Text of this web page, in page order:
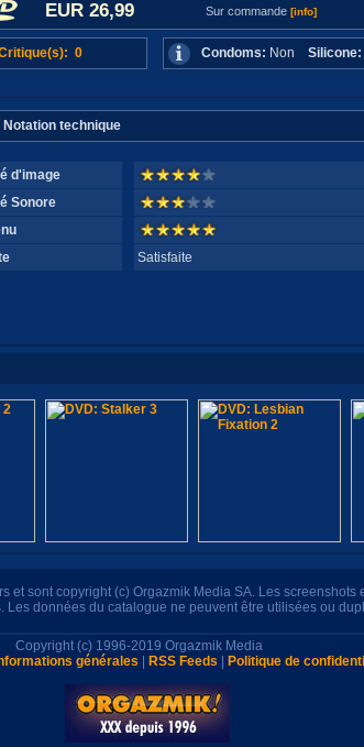
EUR 26,99 Sur commande [info]
0 Condoms: Non Silicone:
Notation technique
d'image
Sonore
Satisfaite
et sont copyright (c) Orgazmik Media SA. Les screenshots
Les données du catalogue ne peuvent être utilisées ou
Copyright (c) 1996-2019 Orgazmik Media
générales RSS Feeds Politique de